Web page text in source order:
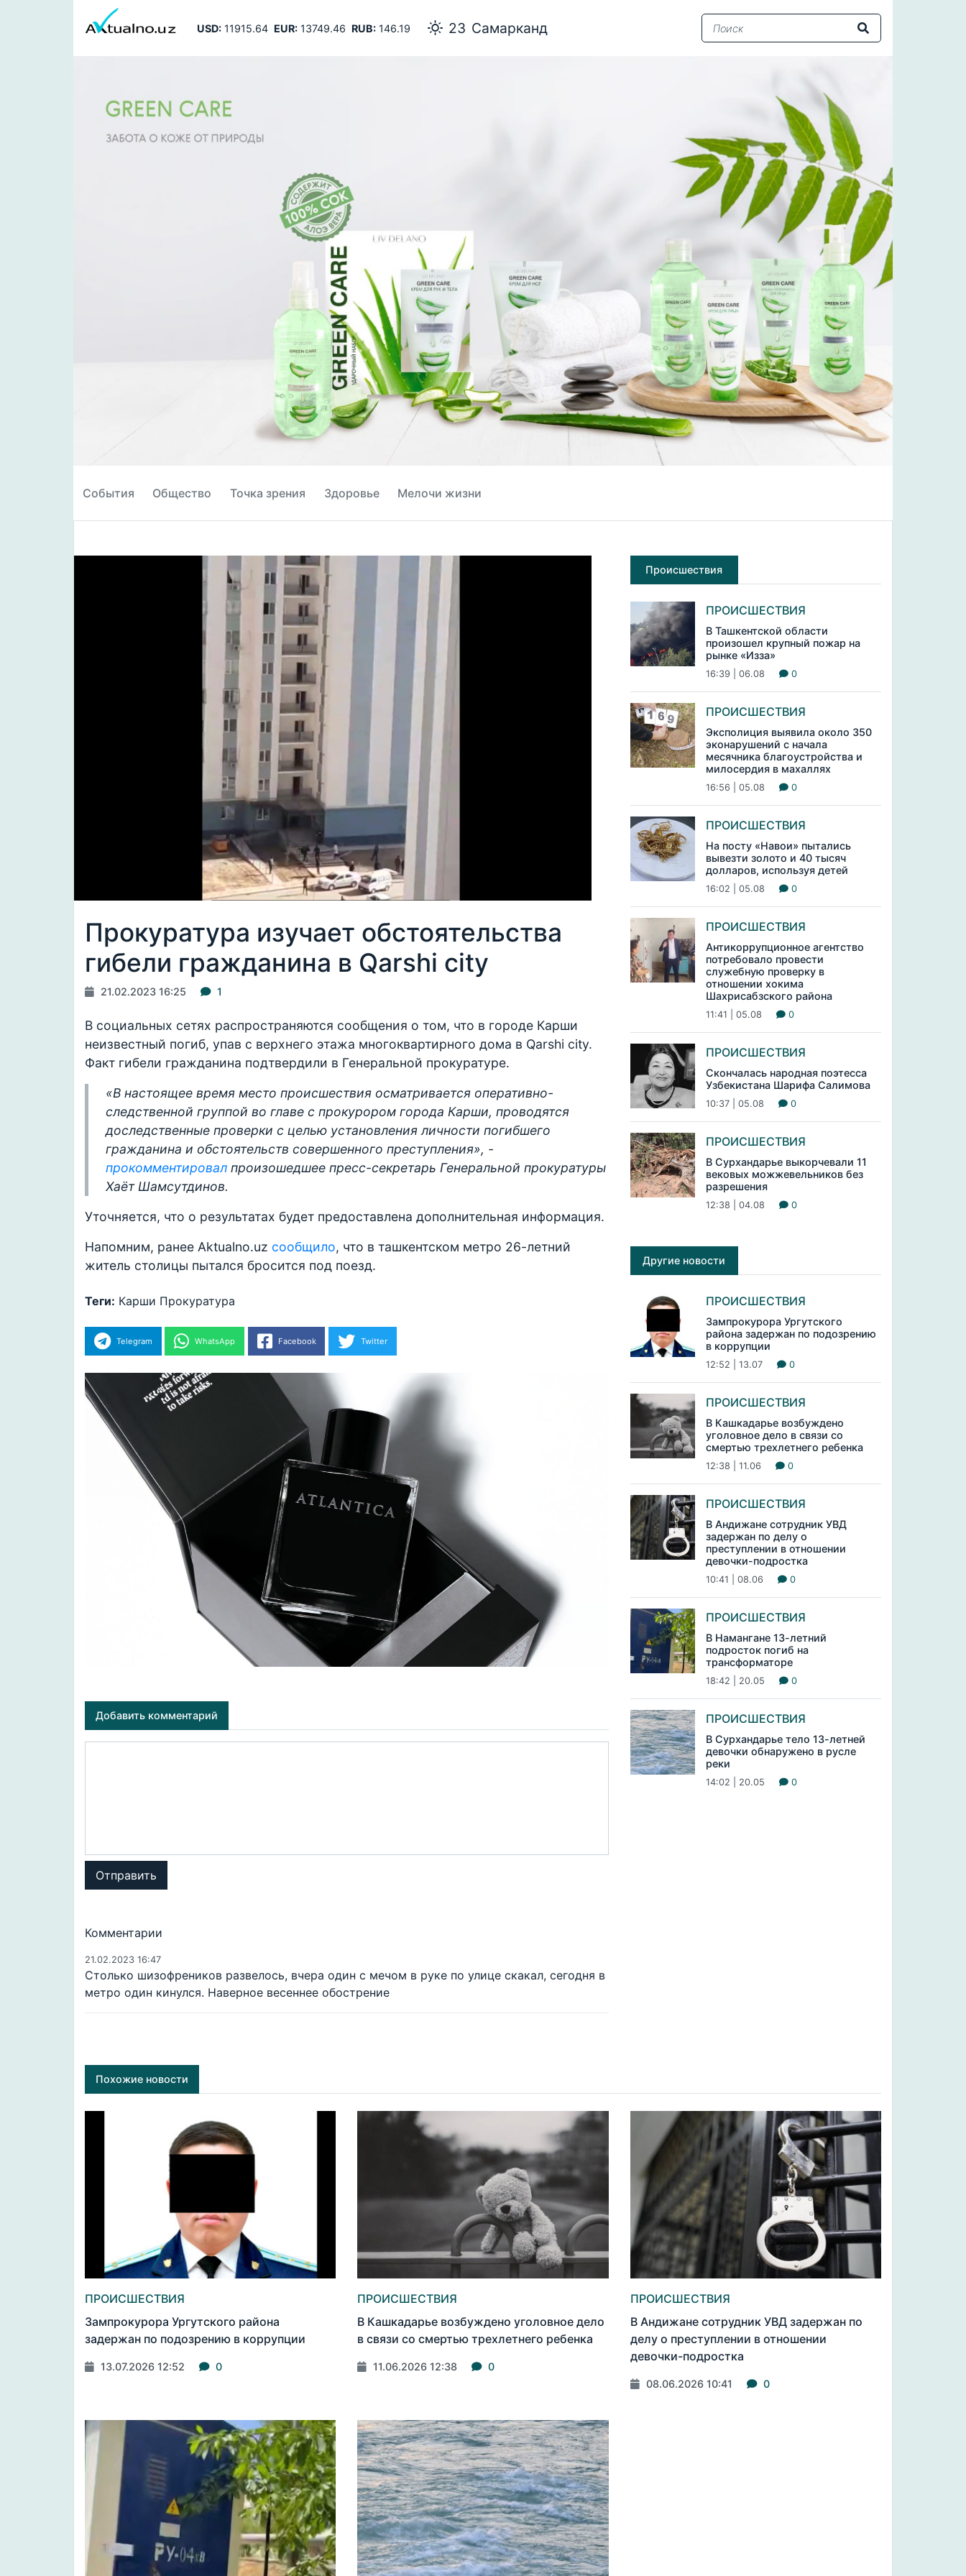
USD:11915.64 EUR:13749.46 RUB:146.19 23 Самарканд
События Общество Точка зрения Здоровье Мелочи жизни
Прокуратура изучает обстоятельства
гибели гражданина в Qarshi city
21.02.2023 16:25 1
В социальных сетях распространяются сообщения о том, что в городе Карши
неизвестный погиб, упав с верхнего этажа многоквартирного дома в Qarshi city.
Факт гибели гражданина подтвердили в Генеральной прокуратуре.
«В настоящее время место происшествия осматривается оперативно-
следственной группой во главе с прокурором города Карши, проводятся
доследственные проверки с целью установления личности погибшего
гражданина и обстоятельств совершенного преступления», -
прокомментировал произошедшее пресс-секретарь Генеральной прокуратуры
Хаёт Шамсутдинов.
Уточняется, что о результатах будет предоставлена дополнительная информация.
Напомним, ранее Aktualno.uz сообщило, что в ташкентском метро 26-летний
житель столицы пытался бросится под поезд.
Теги: Карши Прокуратура
Telegram WhatsApp Facebook Twitter
Добавить комментарий
Отправить
Комментарии
21.02.2023 16:47
Столько шизофреников развелось, вчера один с мечом в руке по улице скакал, сегодня в
метро один кинулся. Наверное весеннее обострение
Происшествия
ПРОИСШЕСТВИЯ
В Ташкентской области
произошел крупный пожар на
рынке «Изза»
16:39 | 06.08 0
ПРОИСШЕСТВИЯ
Эксполиция выявила около 350
эконарушений с начала
месячника благоустройства и
милосердия в махаллях
16:56 | 05.08 0
ПРОИСШЕСТВИЯ
На посту «Навои» пытались
вывезти золото и 40 тысяч
долларов, используя детей
16:02 | 05.08 0
ПРОИСШЕСТВИЯ
Антикоррупционное агентство
потребовало провести
служебную проверку в
отношении хокима
Шахрисабзского района
11:41 | 05.08 0
ПРОИСШЕСТВИЯ
Скончалась народная поэтесса
Узбекистана Шарифа Салимова
10:37 | 05.08 0
ПРОИСШЕСТВИЯ
В Сурхандарье выкорчевали 11
вековых можжевельников без
разрешения
12:38 | 04.08 0
Другие новости
ПРОИСШЕСТВИЯ
Зампрокурора Ургутского
района задержан по подозрению
в коррупции
12:52 | 13.07 0
ПРОИСШЕСТВИЯ
В Кашкадарье возбуждено
уголовное дело в связи со
смертью трехлетнего ребенка
12:38 | 11.06 0
ПРОИСШЕСТВИЯ
В Андижане сотрудник УВД
задержан по делу о
преступлении в отношении
девочки-подростка
10:41 | 08.06 0
ПРОИСШЕСТВИЯ
В Намангане 13-летний
подросток погиб на
трансформаторе
18:42 | 20.05 0
ПРОИСШЕСТВИЯ
В Сурхандарье тело 13-летней
девочки обнаружено в русле
реки
14:02 | 20.05 0
Похожие новости
ПРОИСШЕСТВИЯ
Зампрокурора Ургутского района
задержан по подозрению в коррупции
13.07.2026 12:52 0
ПРОИСШЕСТВИЯ
В Кашкадарье возбуждено уголовное дело
в связи со смертью трехлетнего ребенка
11.06.2026 12:38 0
ПРОИСШЕСТВИЯ
В Андижане сотрудник УВД задержан по
делу о преступлении в отношении
девочки-подростка
08.06.2026 10:41 0